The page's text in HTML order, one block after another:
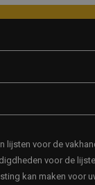
lijsten voor de
voor de
kan maken voor